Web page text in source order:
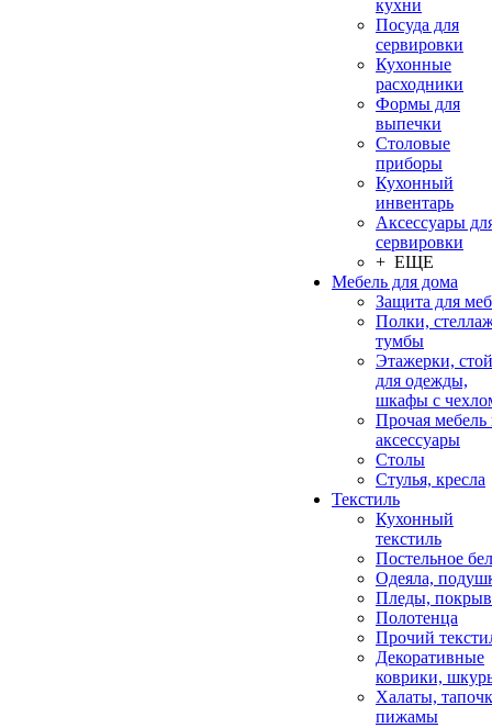
кухни
Посуда для
сервировки
Кухонные
расходники
Формы для
выпечки
Столовые
приборы
Кухонный
инвентарь
Аксессуары
сервировки
+ ЕЩЕ
Мебель для дома
Защита для
Полки,
тумбы
Этажерки,
для одежды,
шкафы с
Прочая мебель
аксессуары
Столы
Стулья, кресла
Текстиль
Кухонный
текстиль
Постельное
Одеяла,
Пледы,
Полотенца
Прочий
Декоративные
коврики,
Халаты,
пижамы